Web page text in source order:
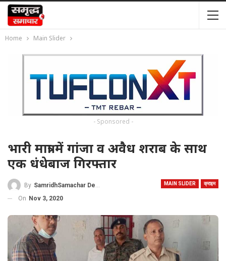
Home Main Slider
- Sponsored -
भारी मात्रा में गांजा व अवैध शराब के साथ
एक धंधेबाज गिरफ्तार
MAIN SLIDER क्राइम
By SamridhSamachar Desk
On Nov 3, 2020